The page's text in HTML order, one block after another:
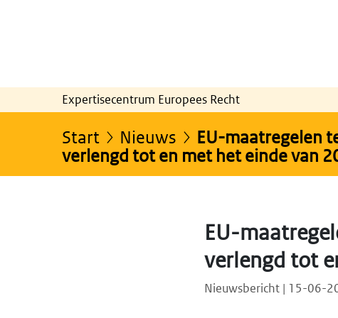
Expertisecentrum Europees Recht
Start Nieuws
EU-maatregelen
verlengd tot en met het einde van
EU-
verlengd tot
Nieuwsbericht | 15-06-